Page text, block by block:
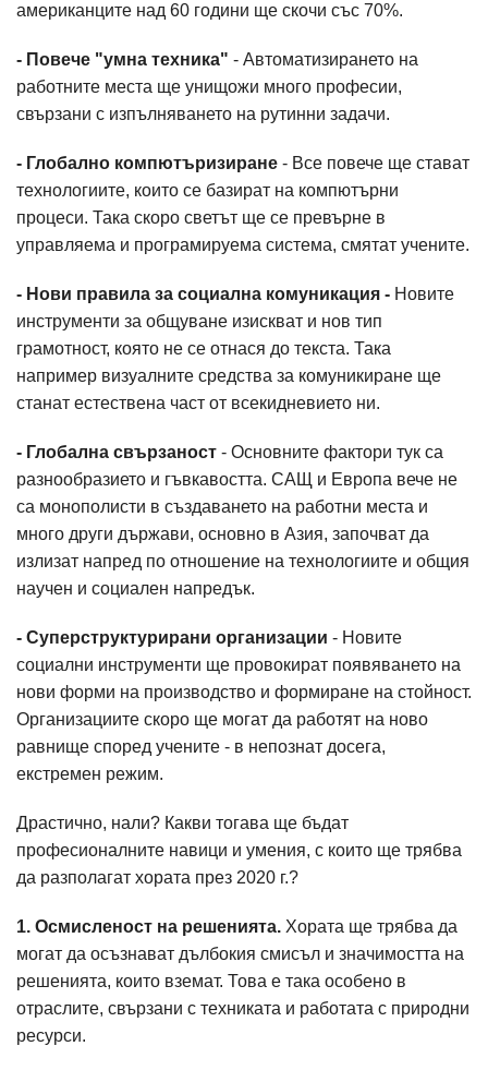
американците над 60 години ще скочи със 70%.
- Повече "умна техника" - Автоматизирането на
работните места ще унищожи много професии,
свързани с изпълняването на рутинни задачи.
- Глобално компютъризиране - Все повече ще стават
технологиите, които се базират на компютърни
процеси. Така скоро светът ще се превърне в
управляема и програмируема система, смятат учените.
- Нови правила за социална комуникация - Новите
инструменти за общуване изискват и нов тип
грамотност, която не се отнася до текста. Така
например визуалните средства за комуникиране ще
станат естествена част от всекидневието ни.
- Глобална свързаност - Основните фактори тук са
разнообразието и гъвкавостта. САЩ и Европа вече не
са монополисти в създаването на работни места и
много други държави, основно в Азия, започват да
излизат напред по отношение на технологиите и общия
научен и социален напредък.
- Суперструктурирани организации - Новите
социални инструменти ще провокират появяването на
нови форми на производство и формиране на стойност.
Организациите скоро ще могат да работят на ново
равнище според учените - в непознат досега,
екстремен режим.
Драстично, нали? Какви тогава ще бъдат
професионалните навици и умения, с които ще трябва
да разполагат хората през 2020 г.?
1. Осмисленост на решенията. Хората ще трябва да
могат да осъзнават дълбокия смисъл и значимостта на
решенията, които вземат. Това е така особено в
отраслите, свързани с техниката и работата с природни
ресурси.